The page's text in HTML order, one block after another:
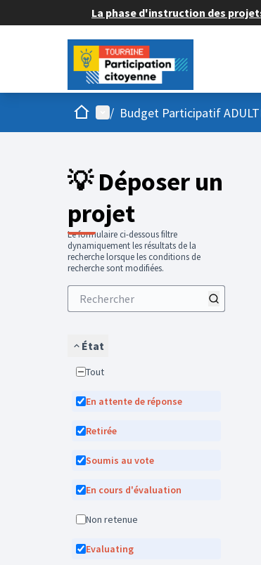
La phase d'instruction des
AccueilMenu principal
/ Budget Participatif
💡 Déposer un
projet
Le formulaire ci-dessous filtre
dynamiquement les résultats de la
recherche lorsque les conditions de
recherche sont modifiées.
État
Tout
En attente de réponse
Retirée
Soumis au vote
En cours d'évaluation
Non retenue
Evaluating